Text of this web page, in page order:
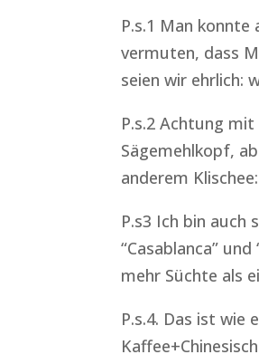
P.s.1 Man konnte
vermuten, dass
seien wir ehrlich:
P.s.2 Achtung
Sägemehlkopf,
anderem
P.s3 Ich bin auch
“Casablanca”
mehr Süchte als
P.s.4. Das ist